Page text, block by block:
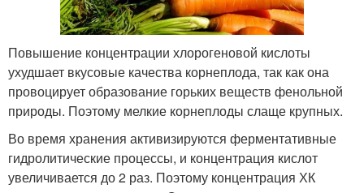
Повышение концентрации хлорогеновой кислоты
ухудшает вкусовые качества корнеплода, так как она
провоцирует образование горьких веществ фенольной
природы. Поэтому мелкие корнеплоды слаще крупных.
Во время хранения активизируются ферментативные
гидролитические процессы, и концентрация кислот
увеличивается до 2 раз. Поэтому концентрация ХК